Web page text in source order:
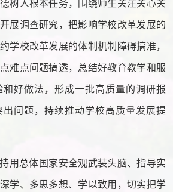
树人根本任务，围绕师生关注关心关
展调查研究，把影响学校改革发展的
学校改革发展的体制机制障碍搞准，
难点问题搞透，总结好教育教学和服
好做法，形成一批高质量的调研报
问题，持续推动学校高质量发展提
用总体国家安全观武装头脑、指导实
学、多思多想、学以致用，切实把学